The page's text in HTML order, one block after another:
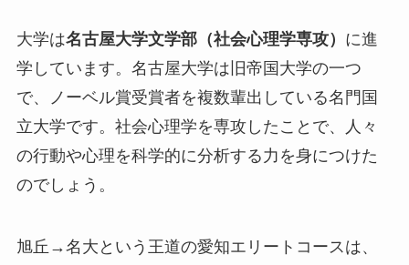
大学は名古屋大学文学部（社会心理学専攻） に進
学しています。名古屋大学は旧帝国大学の一つ
で、ノーベル賞受賞者を複数輩出している名門国
立大学です。社会心理学を専攻したことで、人々
の行動や心理を科学的に分析する力を身につけた
のでしょう。
旭丘→名大という王道の愛知エリートコースは、